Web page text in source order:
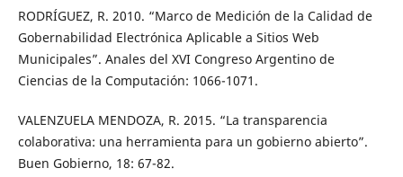
RODRÍGUEZ, R. 2010. “Marco de Medición de la Calidad de
Gobernabilidad Electrónica Aplicable a Sitios Web
Municipales”. Anales del XVI Congreso Argentino de
Ciencias de la Computación: 1066-1071.
VALENZUELA MENDOZA, R. 2015. “La transparencia
colaborativa: una herramienta para un gobierno abierto”.
Buen Gobierno, 18: 67-82.